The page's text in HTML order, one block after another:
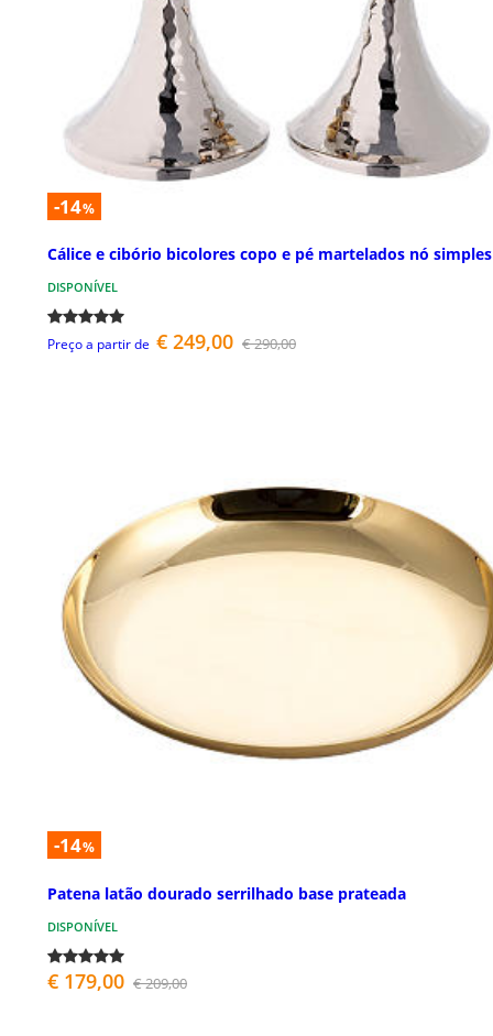
-14%
Cálice e cibório bicolores copo e pé martelados nó simples
DISPONÍVEL
Preço a partir de € 249,00 € 290,00
-14%
Patena latão dourado serrilhado base prateada
DISPONÍVEL
€ 179,00 € 209,00